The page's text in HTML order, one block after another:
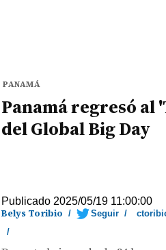
PANAMÁ
Panamá regresó al
del Global Big Day
Publicado 2025/05/19 11:00:00
Belys Toribio / Seguir /
/